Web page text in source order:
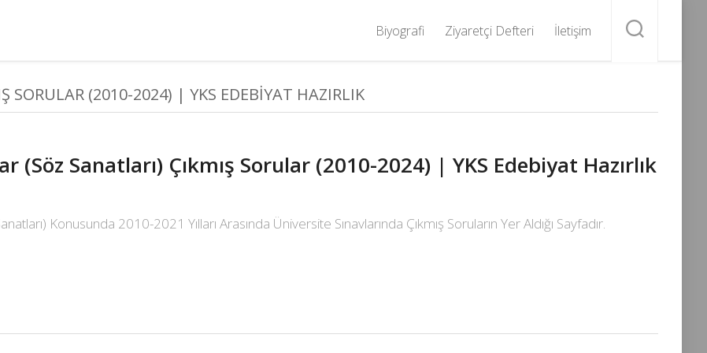
Biyografi Ziyaretçi Defteri İletişim
SORULAR (2010-2024) | YKS EDEBIYAT HAZIRLIK
(Söz Sanatları) Çıkmış Sorular (2010-2024) | YKS Edebiyat Hazırlık
Konusunda 2010-2021 Yılları Arasında Üniversite Sınavlarında Çıkmış Soruların Yer Aldığı Sayfadır.